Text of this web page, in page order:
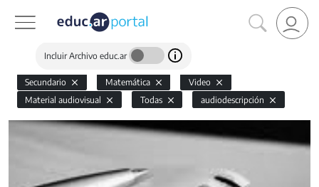
Incluir Archivo educ.ar
Secundario Matemática
Video
Material audiovisual
Todas audiodescripción